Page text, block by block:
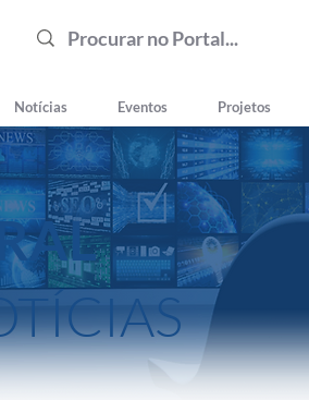
Notícias Eventos Projetos